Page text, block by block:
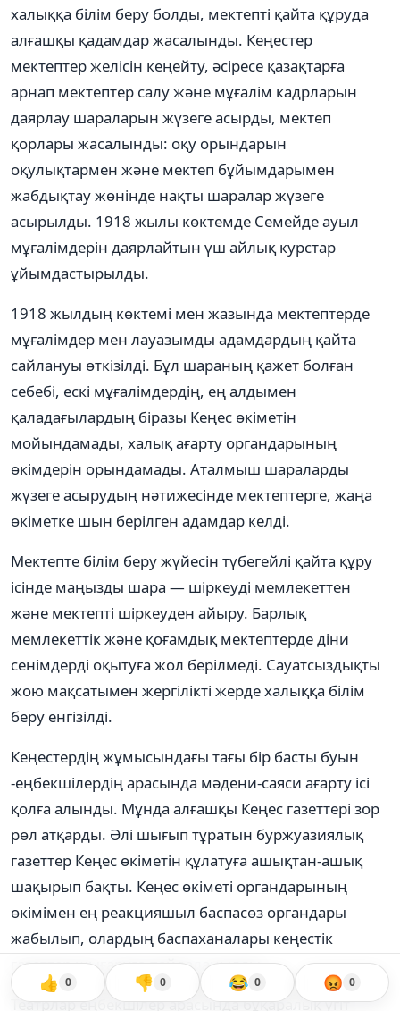
халыққа білім беру болды, мектепті қайта құруда
алғашқы қадамдар жасалынды. Кеңестер
мектептер желісін кеңейту, әсіресе қазақтарға
арнап мектептер салу және мұғалім кадрларын
даярлау шараларын жүзеге асырды, мектеп
қорлары жасалынды: оқу орындарын
оқулықтармен және мектеп бұйымдарымен
жабдықтау жөнінде нақты шаралар жүзеге
асырылды. 1918 жылы көктемде Семейде ауыл
мұғалімдерін даярлайтын үш айлық курстар
ұйымдастырылды.
1918 жылдың көктемі мен жазында мектептерде
мұғалімдер мен лауазымды адамдардың қайта
сайлануы өткізілді. Бұл шараның қажет болған
себебі, ескі мұғалімдердің, ең алдымен
қаладағылардың біразы Кеңес өкіметін
мойындамады, халық ағарту органдарының
өкімдерін орындамады. Аталмыш шараларды
жүзеге асырудың нәтижесінде мектептерге, жаңа
өкіметке шын берілген адамдар келді.
Мектепте білім беру жүйесін түбегейлі қайта құру
ісінде маңызды шара — шіркеуді мемлекеттен
және мектепті шіркеуден айыру. Барлық
мемлекеттік және қоғамдық мектептерде діни
сенімдерді оқытуға жол берілмеді. Сауатсыздықты
жою мақсатымен жергілікті жерде халыққа білім
беру енгізілді.
Кеңестердің жұмысындағы тағы бір басты буын
-еңбекшілердің арасында мәдени-саяси ағарту ісі
қолға алынды. Мұнда алғашқы Кеңес газеттері зор
рөл атқарды. Әлі шығып тұратын буржуазиялық
газеттер Кеңес өкіметін құлатуға ашықтан-ашық
шақырып бақты. Кеңес өкіметі органдарының
өкімімен ең реакцияшыл баспасөз органдары
жабылып, олардың баспаханалары кеңестік
газеттер шығаруға пайдаланылды.
Театрлар еңбекшілер арасында бұқаралық үгіт
👍 0 👎 0 😂 0 😡 0